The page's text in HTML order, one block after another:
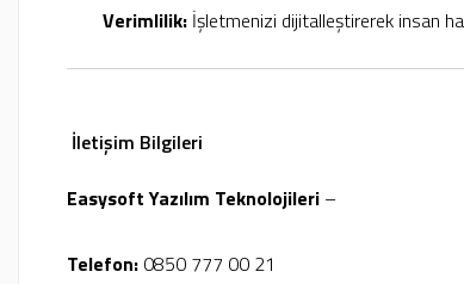
Verimlilik: İşletmenizi dijitalleştirerek insan
İletişim Bilgileri
Easysoft Yazılım Teknolojileri –
Telefon: 0850 777 00 21